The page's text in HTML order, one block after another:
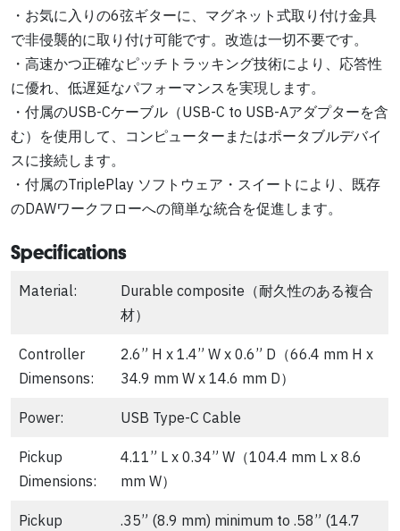
・お気に入りの6弦ギターに、マグネット式取り付け金具
で非侵襲的に取り付け可能です。改造は一切不要です。
・高速かつ正確なピッチトラッキング技術により、応答性
に優れ、低遅延なパフォーマンスを実現します。
・付属のUSB-Cケーブル（USB-C to USB-Aアダプターを含
む）を使用して、コンピューターまたはポータブルデバイ
スに接続します。
・付属のTriplePlay ソフトウェア・スイートにより、既存
のDAWワークフローへの簡単な統合を促進します。
Specifications
Material:
Durable composite（耐久性のある複合
材）
Controller
Dimensons:
2.6” H x 1.4” W x 0.6” D（66.4 mm H x
34.9 mm W x 14.6 mm D）
Power: USB Type-C Cable
Pickup
Dimensions:
4.11” L x 0.34” W（104.4 mm L x 8.6
mm W）
Pickup
.35” (8.9 mm) minimum to .58” (14.7